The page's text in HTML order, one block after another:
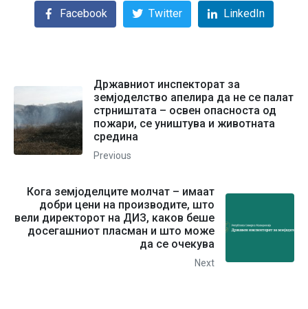
Facebook Twitter LinkedIn
Државниот инспекторат за
земјоделство апелира да не се палат
стрништата – освен опасноста од
пожари, се уништува и животната
средина
Previous
Кога земјоделците молчат – имаат
добри цени на производите, што
вели директорот на ДИЗ, каков беше
досегашниот пласман и што може
да се очекува
Next